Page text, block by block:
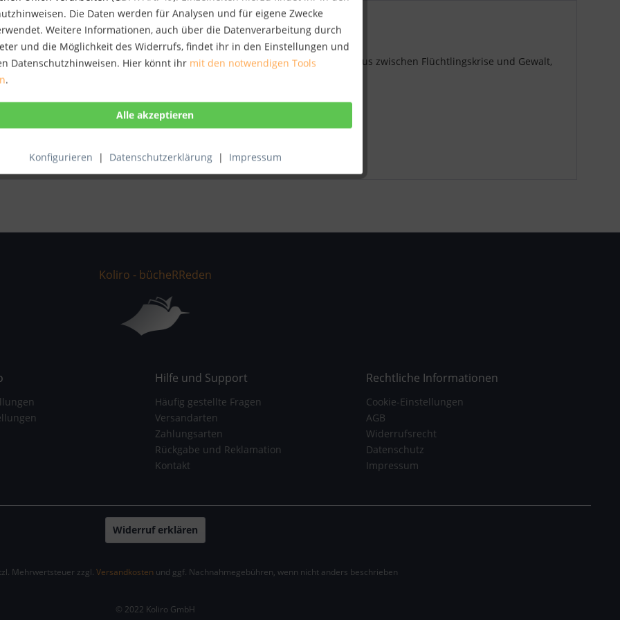
Die Daten werden für Analysen und für eigene Zwecke
Weitere Informationen, auch über die Datenverarbeitung durch
und die Möglichkeit des Widerrufs, findet ihr in den Einstellungen und
Datenschutzhinweisen. Hier könnt ihr mit den notwendigen Tools
.
Konfigurieren | Datenschutzerklärung | Impressum
Eine Fluoreszenz zwischen Lächeln und Krieg. Ein Bild des Existenzialismus zwischen Flüchtlingskrise und Gewalt,
Koliro - bücheRReden
Hilfe und Support
Häufig gestellte Fragen
Versandarten
Zahlungsarten
Rückgabe und Reklamation
Kontakt
Rechtliche Informationen
Cookie-Einstellungen
AGB
Widerrufsrecht
Datenschutz
Impressum
Widerruf erklären
Mehrwertsteuer zzgl. Versandkostenund ggf. Nachnahmegebühren, wenn nicht anders beschrieben
© 2022 Koliro GmbH